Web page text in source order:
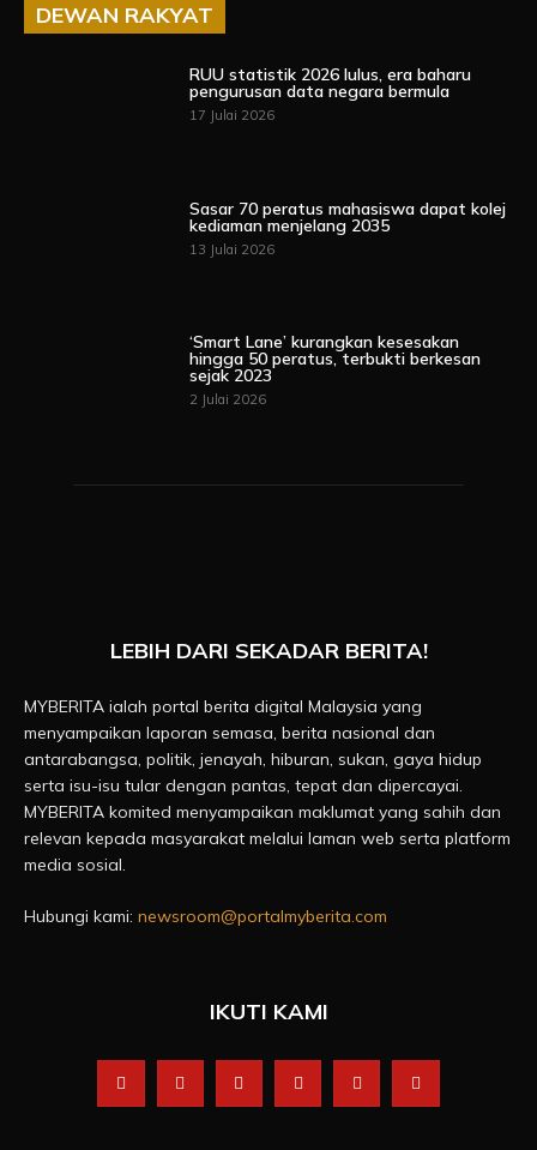
DEWAN RAKYAT
RUU statistik 2026 lulus, era baharu
pengurusan data negara bermula
17 Julai 2026
Sasar 70 peratus mahasiswa dapat kolej
kediaman menjelang 2035
13 Julai 2026
‘Smart Lane’ kurangkan kesesakan
hingga 50 peratus, terbukti berkesan
sejak 2023
2 Julai 2026
LEBIH DARI SEKADAR BERITA!
MYBERITA ialah portal berita digital Malaysia yang
menyampaikan laporan semasa, berita nasional dan
antarabangsa, politik, jenayah, hiburan, sukan, gaya hidup
serta isu-isu tular dengan pantas, tepat dan dipercayai.
MYBERITA komited menyampaikan maklumat yang sahih dan
relevan kepada masyarakat melalui laman web serta platform
media sosial.
Hubungi kami: newsroom@portalmyberita.com
IKUTI KAMI